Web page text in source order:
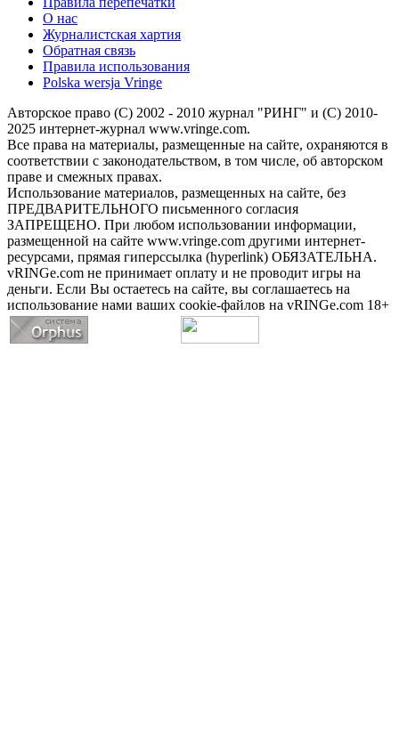
О нас
Журналистская хартия
Обратная связь
Правила использования
Polska wersja Vringe
Авторское право (С) 2002 - 2010 журнал "РИНГ" и (С) 2010-
2025 интернет-журнал www.vringe.com.
Все права на материалы, размещенные на сайте, охраняются в
соответствии с законодательством, в том числе, об авторском
праве и смежных правах.
Использование материалов, размещенных на сайте, без
ПРЕДВАРИТЕЛЬНОГО письменного согласия
ЗАПРЕЩЕНО. При любом использовании информации,
размещенной на сайте www.vringe.com другими интернет-
ресурсами, прямая гиперссылка (hyperlink) ОБЯЗАТЕЛЬНА.
vRINGe.com не принимает оплату и не проводит игры на
деньги. Если Вы остаетесь на сайте, вы соглашаетесь на
использование нами ваших cookie-файлов на vRINGe.com 18+